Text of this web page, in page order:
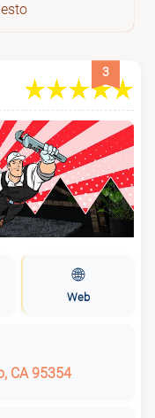
3
🌐
Web
CA 95354